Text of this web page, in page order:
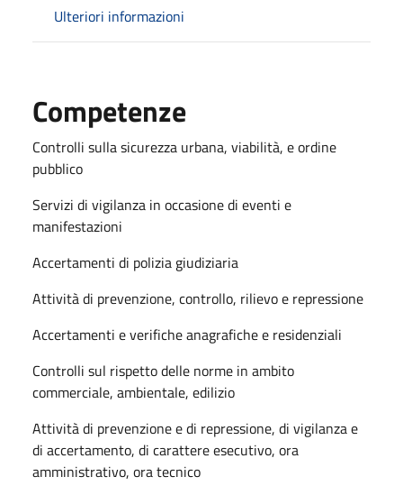
Ulteriori informazioni
Competenze
Controlli sulla sicurezza urbana, viabilità, e ordine
pubblico
Servizi di vigilanza in occasione di eventi e
manifestazioni
Accertamenti di polizia giudiziaria
Attività di prevenzione, controllo, rilievo e repressione
Accertamenti e verifiche anagrafiche e residenziali
Controlli sul rispetto delle norme in ambito
commerciale, ambientale, edilizio
Attività di prevenzione e di repressione, di vigilanza e
di accertamento, di carattere esecutivo, ora
amministrativo, ora tecnico